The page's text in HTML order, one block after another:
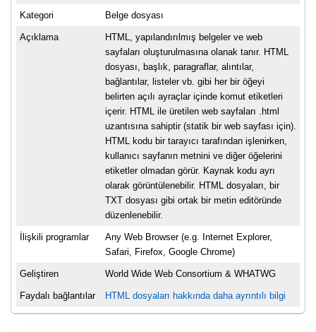
Kategori Belge dosyası
Açıklama
HTML, yapılandırılmış belgeler ve web
sayfaları oluşturulmasına olanak tanır. HTML
dosyası, başlık, paragraflar, alıntılar,
bağlantılar, listeler vb. gibi her bir öğeyi
belirten açılı ayraçlar içinde komut etiketleri
içerir. HTML ile üretilen web sayfaları .html
uzantısına sahiptir (statik bir web sayfası için).
HTML kodu bir tarayıcı tarafından işlenirken,
kullanıcı sayfanın metnini ve diğer öğelerini
etiketler olmadan görür. Kaynak kodu ayrı
olarak görüntülenebilir. HTML dosyaları, bir
TXT dosyası gibi ortak bir metin editöründe
düzenlenebilir.
İlişkili programlar
Any Web Browser (e.g. Internet Explorer,
Safari, Firefox, Google Chrome)
Geliştiren World Wide Web Consortium & WHATWG
Faydalı bağlantılar HTML dosyaları hakkında daha ayrıntılı bilgi